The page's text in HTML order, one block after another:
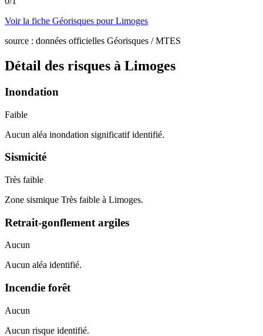
Voir la fiche Géorisques pourLimoges
source : données officielles Géorisques / MTES
Détail des risques à Limoges
Inondation
Faible
Aucun aléa inondation significatif identifié.
Sismicité
Très faible
Zone sismique Très faible à Limoges.
Retrait-gonflement argiles
Aucun
Aucun aléa identifié.
Incendie forêt
Aucun
Aucun risque identifié.